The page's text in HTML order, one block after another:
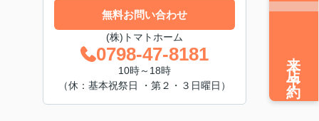
無料お問い合わせ
(株)トマトホーム
0798-47-8181
10時～18時
（休：基本祝祭日 ・第２・３日曜日）
来店予約